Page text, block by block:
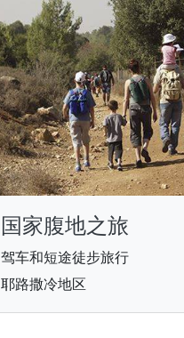
国家腹地之旅
驾车和短途徒步旅行
耶路撒冷地区